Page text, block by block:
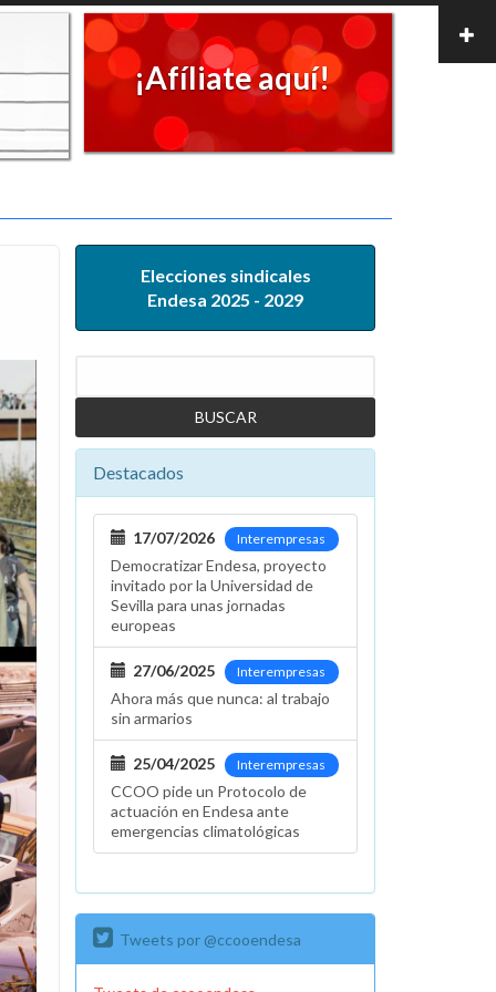
¡Afíliate aquí!
Elecciones sindicales
Endesa 2025 - 2029
Destacados
Interempresas
17/07/2026
Democratizar Endesa, proyecto
invitado por la Universidad de
Sevilla para unas jornadas
europeas
Interempresas
27/06/2025
Ahora más que nunca: al trabajo
sin armarios
Interempresas
25/04/2025
CCOO pide un Protocolo de
actuación en Endesa ante
emergencias climatológicas
Tweets por @ccooendesa